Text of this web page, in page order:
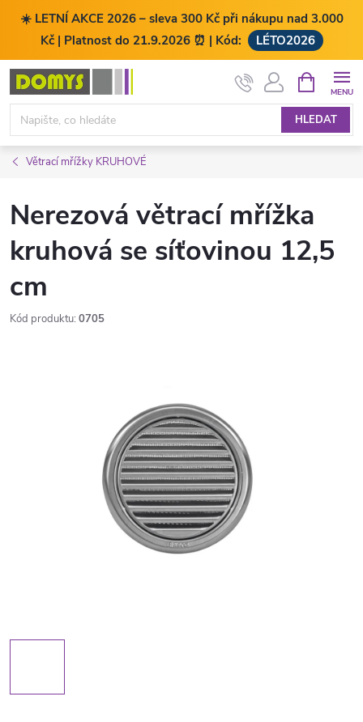
☀️ LETNÍ AKCE 2026 – sleva 300 Kč při nákupu nad 3.000
Kč | Platnost do 21.9.2026 ⏰ | Kód:
LÉTO2026
Přejít
obsah
HLEDAT
NÁKUPNÍ
KOŠÍK
Větrací mřížky KRUHOVÉ
Nerezová větrací mřížka
kruhová se síťovinou 12,5
cm
Kód produktu: 0705